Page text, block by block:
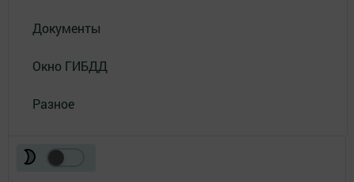
Документы
Окно ГИБДД
Разное